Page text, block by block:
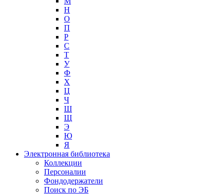
Н
О
П
Р
С
Т
У
Ф
Х
Ц
Ч
Ш
Щ
Э
Ю
Я
Электронная библиотека
Коллекции
Персоналии
Фондодержатели
Поиск по ЭБ